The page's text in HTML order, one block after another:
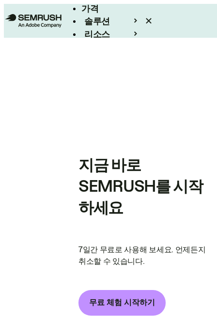
가격
솔루션
리소스
지금 바로
SEMRUSH를 시작
하세요
7일간 무료로 사용해 보세요. 언제든지
취소할 수 있습니다.
무료 체험 시작하기